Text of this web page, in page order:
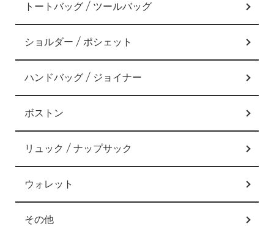
トートバッグ / ツールバッグ
ショルダー / ポシェット
ハンドバッグ / ジョイナー
ボストン
リュック / ナップサック
ウォレット
その他